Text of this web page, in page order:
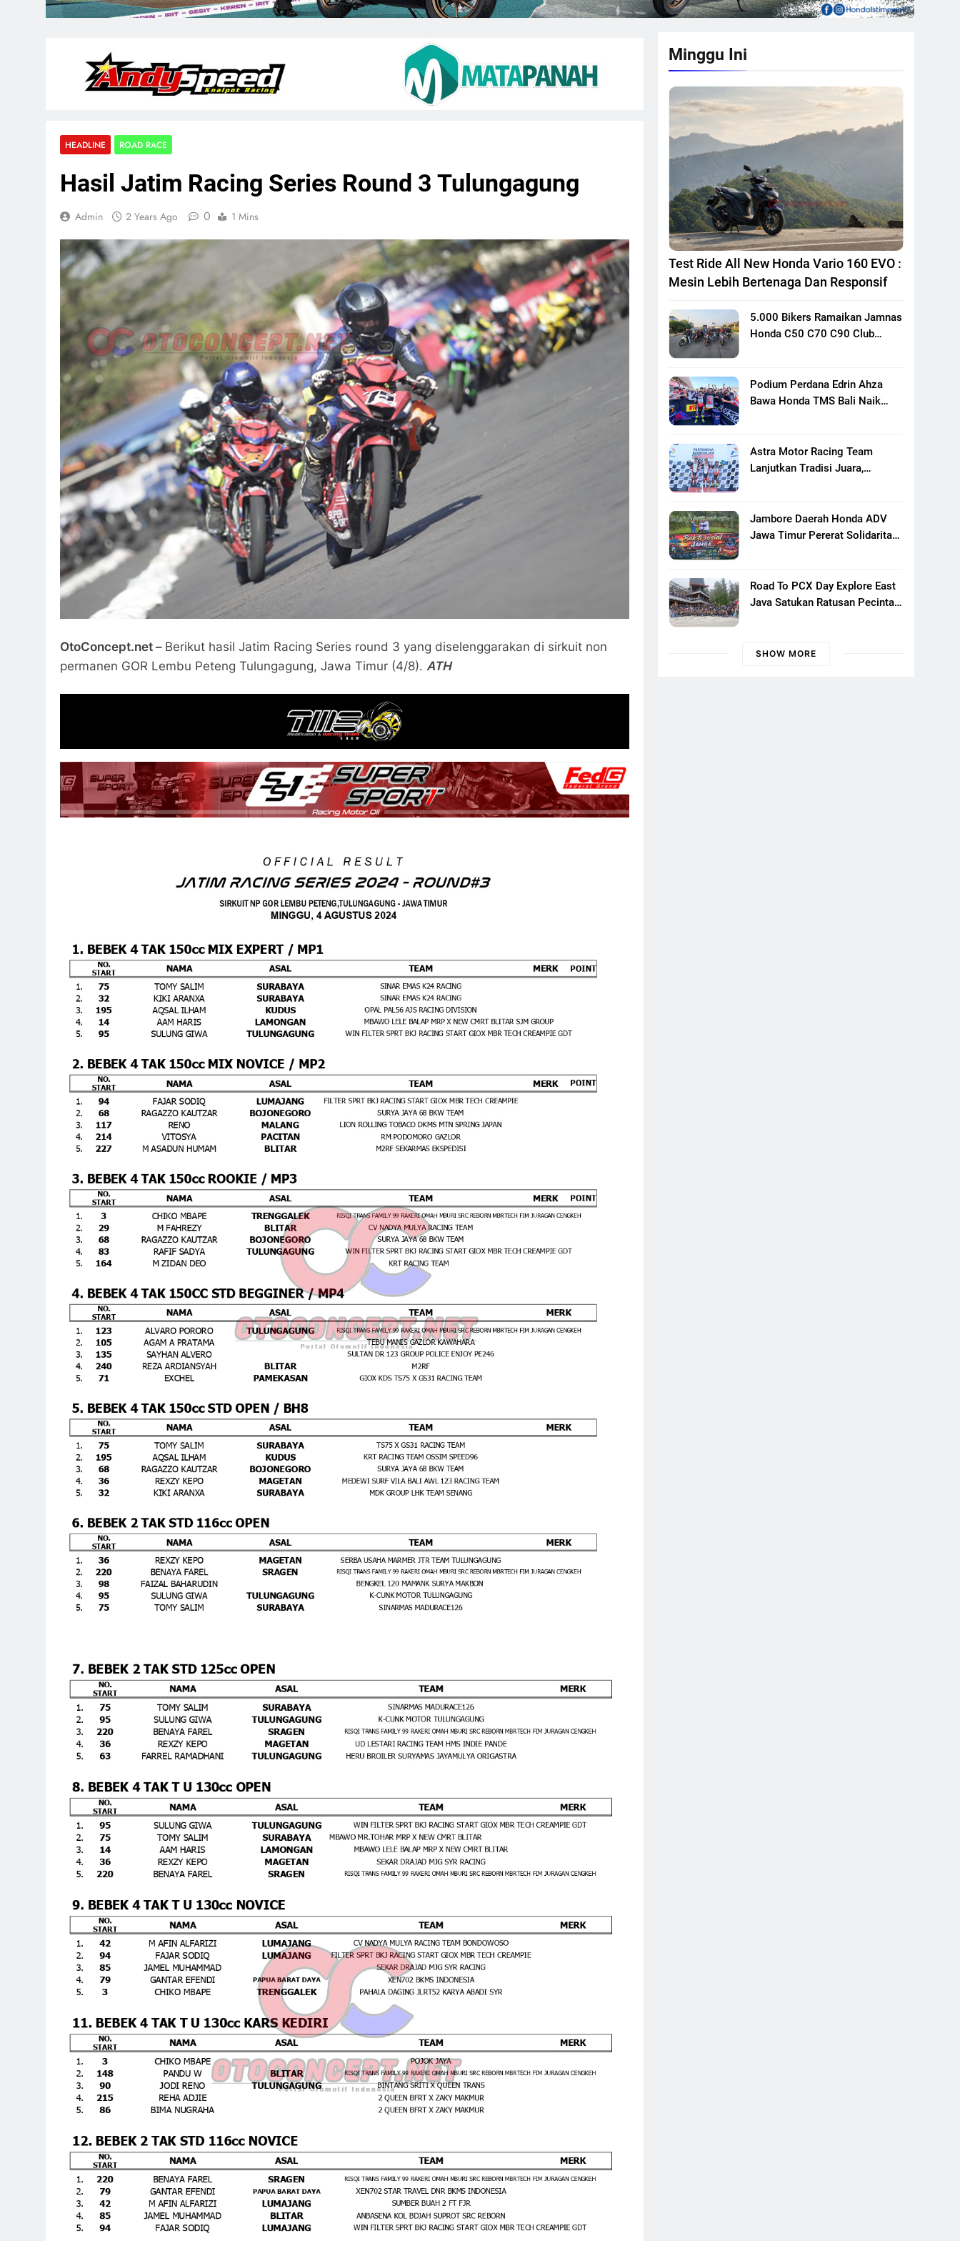
HEADLINE ROAD RACE
Hasil Jatim Racing Series Round 3 Tulungagung
Admin 2 Years Ago 0 1 Mins
OtoConcept.net – Berikut hasil Jatim Racing Series round 3 yang diselenggarakan di sirkuit non
permanen GOR Lembu Peteng Tulungagung, Jawa Timur (4/8). ATH
Minggu Ini
Test Ride All New Honda Vario 160 EVO :
Mesin Lebih Bertenaga Dan Responsif
5.000 Bikers Ramaikan Jamnas
Honda C50 C70 C90 Club
Motor Klasik Honda
Podium Perdana Edrin Ahza
Bawa Honda TMS Bali Naik
Astra Motor Racing Team
Lanjutkan Tradisi Juara,
Putaran Ke 3
Jambore Daerah Honda ADV
Jawa Timur Pererat Solidaritas
Banyuwangi
Road To PCX Day Explore East
Java Satukan Ratusan Pecinta
SHOW MORE